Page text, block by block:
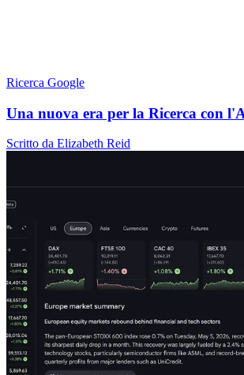
Ricerca Google
Una nuova era per la Ricerca con
Scritto da Elizabeth Reid